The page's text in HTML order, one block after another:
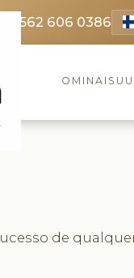
+1 562 606 0386
de